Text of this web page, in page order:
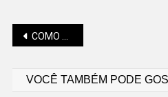
COMO FUNCIONAM AS LIXEIRAS SUBTERRÂNEAS DE SÃO BENTO?
VOCÊ TAMBÉM PODE